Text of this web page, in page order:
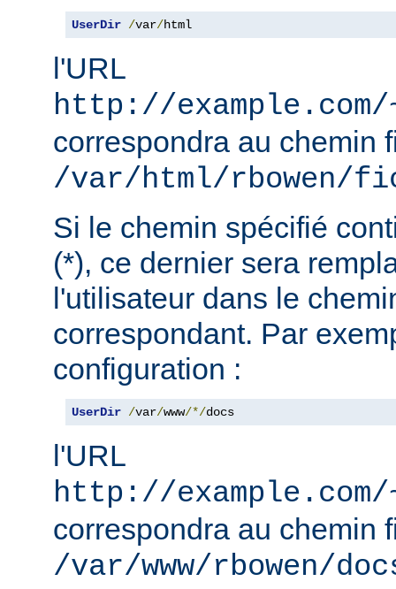
UserDir /var/html
l'URL
http://
correspondra au chemin
/var/html/rbowen/
Si le chemin spécifié
(*), ce dernier sera
l'utilisateur dans le
correspondant. Par
configuration :
UserDir /var/www/*/docs
l'URL
http://
correspondra au chemin
/var/www/rbowen/